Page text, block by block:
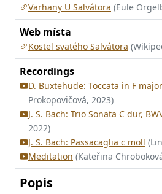
Varhany U Salvátora (Eule
Web místa
Kostel svatého Salvátora
Recordings
D. Buxtehude: Toccata in F major
Prokopovičová, 2023)
J. S. Bach: Trio Sonata C dur,
2022)
J. S. Bach: Passacaglia c moll
Meditation (Kateřina
Popis